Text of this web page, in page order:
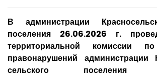
В администрации
поселения 26.06.2026 г.
территориальной комиссии
правонарушений администрации
сельского поселения